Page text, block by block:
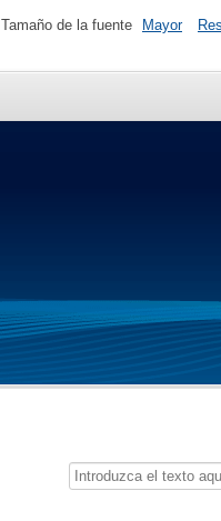
Tamaño de la fuente Mayor
Buscar...